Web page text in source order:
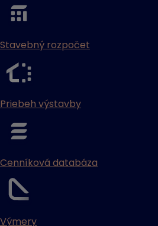
Stavebný rozpočet
Priebeh výstavby
Cenníková databáza
Výmery